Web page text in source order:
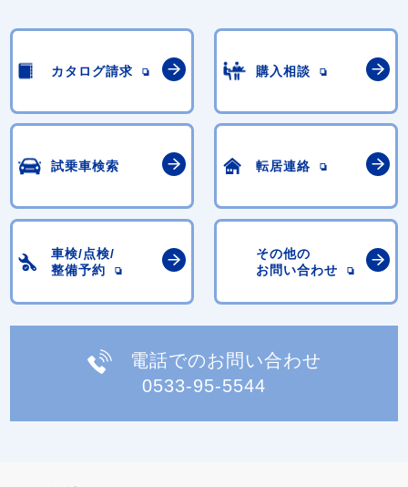
カタログ請求 購入相談
試乗車検索 転居連絡
車検/点検/
整備予約
その他の
お問い合わせ
電話でのお問い合わせ
0533-95-5544